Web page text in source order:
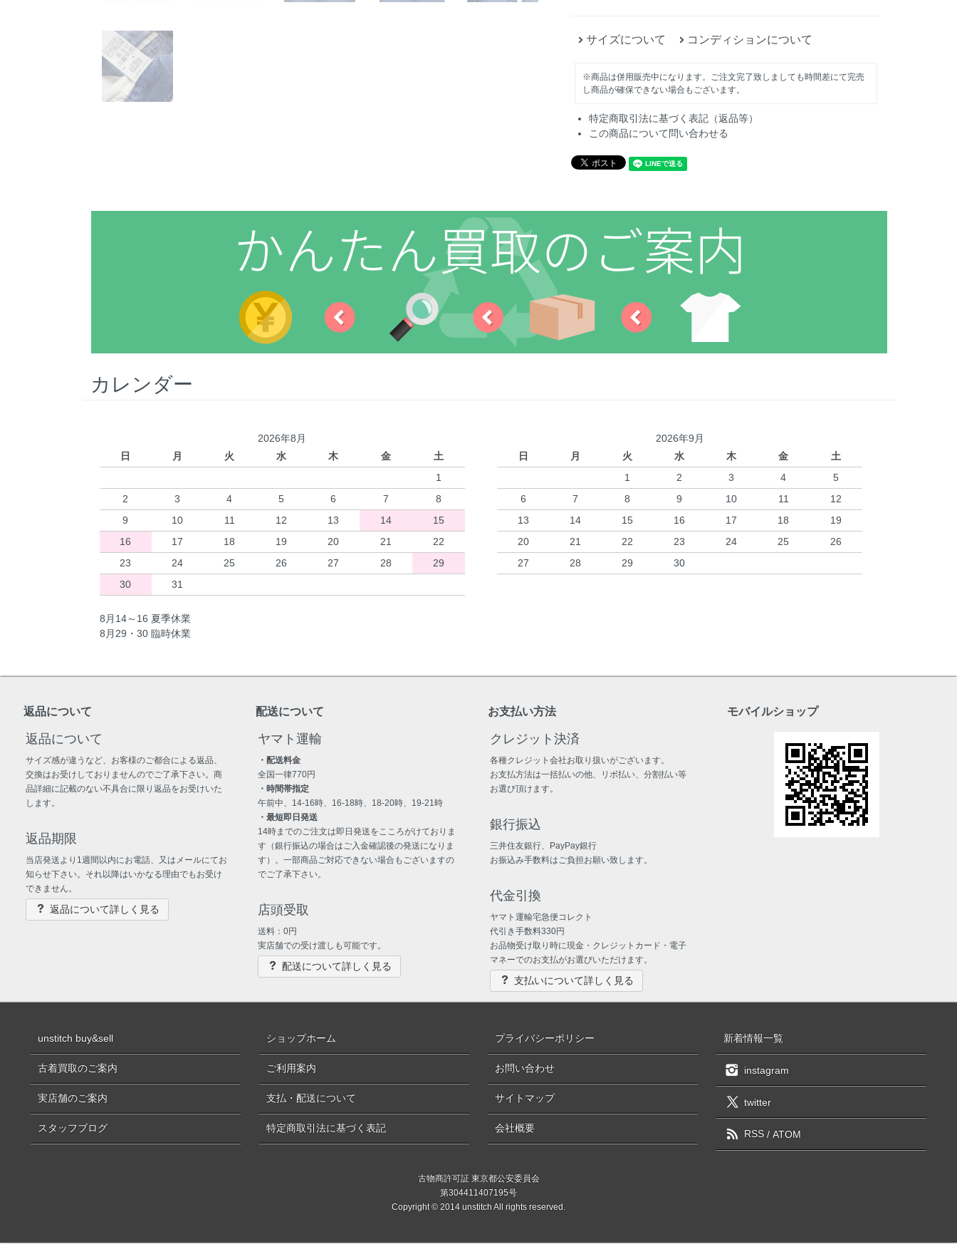
サイズについて コンディションについて
※商品は併用販売中になります。ご注文完了致しましても時間差にて完売
し商品が確保できない場合もございます。
特定商取引法に基づく表記（返品等）
この商品について問い合わせる
カレンダー
2026年8月
日
月 火 水 木 金
土
1
2
3 4 5 6 7
8
9
10 11 12 13 14
15
16
17 18 19 20 21
22
23
24 25 26 27 28
29
30
31
2026年9月
日
月 火 水 木 金
土
1
2 3 4
5
6
7 8 9 10 11
12
13
14 15 16 17 18
19
20
21 22 23 24 25
26
27
28 29 30
8月14～16 夏季休業
8月29・30 臨時休業
返品について
返品について
サイズ感が違うなど、お客様のご都合による返品、
交換はお受けしておりませんのでご了承下さい。商
品詳細に記載のない不具合に限り返品をお受けいた
します。
返品期限
当店発送より1週間以内にお電話、又はメールにてお
知らせ下さい。それ以降はいかなる理由でもお受け
できません。
返品について詳しく見る
配送について
ヤマト運輸
・配送料金
全国一律770円
・時間帯指定
午前中、14-16時、16-18時、18-20時、19-21時
・最短即日発送
14時までのご注文は即日発送をこころがけておりま
す（銀行振込の場合はご入金確認後の発送になりま
す）。一部商品ご対応できない場合もございますの
でご了承下さい。
店頭受取
送料：0円
実店舗での受け渡しも可能です。
配送について詳しく見る
お支払い方法
クレジット決済
各種クレジット会社お取り扱いがございます。
お支払方法は一括払いの他、リボ払い、分割払い等
お選び頂けます。
銀行振込
三井住友銀行、PayPay銀行
お振込み手数料はご負担お願い致します。
代金引換
ヤマト運輸宅急便コレクト
代引き手数料330円
お品物受け取り時に現金・クレジットカード・電子
マネーでのお支払がお選びいただけます。
支払いについて詳しく見る
モバイルショップ
unstitch buy&sell
古着買取のご案内
実店舗のご案内
スタッフブログ
ショップホーム
ご利用案内
支払・配送について
特定商取引法に基づく表記
プライバシーポリシー
お問い合わせ
サイトマップ
会社概要
新着情報一覧
instagram
twitter
RSS/ ATOM
古物商許可証 東京都公安委員会
第304411407195号
Copyright © 2014 unstitch All rights reserved.